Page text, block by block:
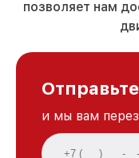
позволяет нам
и мы вам